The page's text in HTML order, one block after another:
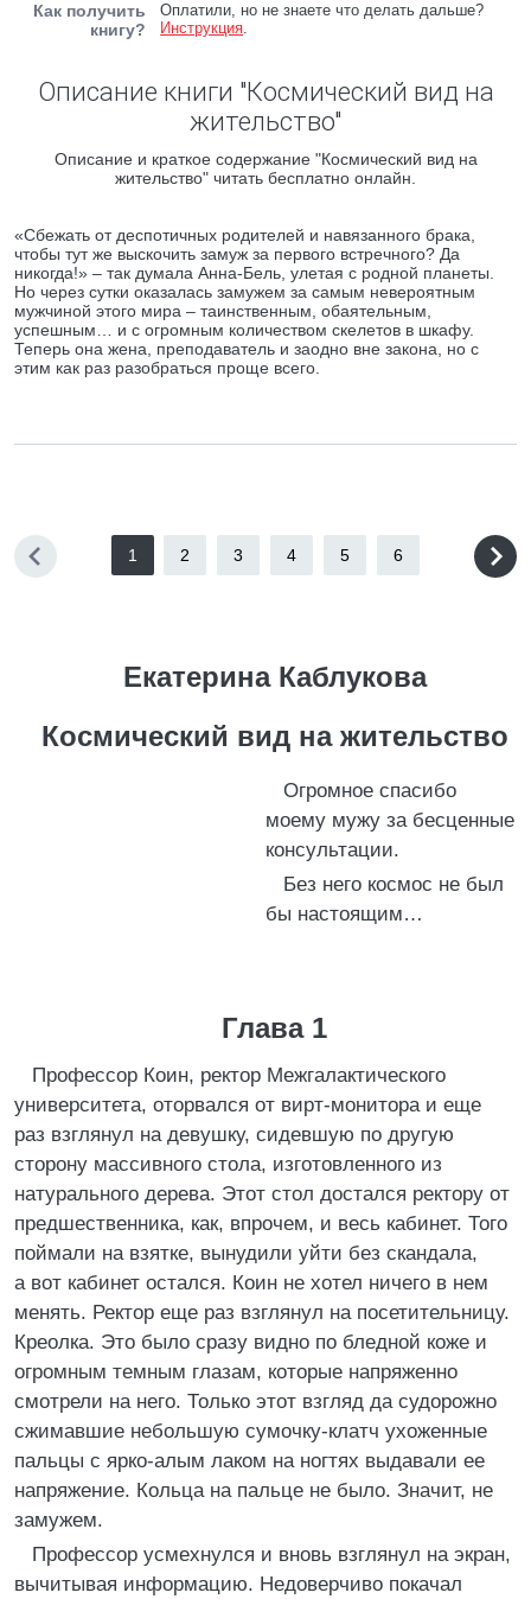
Как получить
книгу?
Оплатили, но не знаете что делать дальше?
Инструкция.
Описание книги "Космический вид на
жительство"
Описание и краткое содержание "Космический вид на
жительство" читать бесплатно онлайн.
«Сбежать от деспотичных родителей и навязанного брака,
чтобы тут же выскочить замуж за первого встречного? Да
никогда!» – так думала Анна-Бель, улетая с родной планеты.
Но через сутки оказалась замужем за самым невероятным
мужчиной этого мира – таинственным, обаятельным,
успешным… и с огромным количеством скелетов в шкафу.
Теперь она жена, преподаватель и заодно вне закона, но с
этим как раз разобраться проще всего.
1 2 3 4 5 6
Екатерина Каблукова
Космический вид на жительство
Огромное спасибо
моему мужу за бесценные
консультации.
Без него космос не был
бы настоящим…
Глава 1
Профессор Коин, ректор Межгалактического
университета, оторвался от вирт-монитора и еще
раз взглянул на девушку, сидевшую по другую
сторону массивного стола, изготовленного из
натурального дерева. Этот стол достался ректору от
предшественника, как, впрочем, и весь кабинет. Того
поймали на взятке, вынудили уйти без скандала,
а вот кабинет остался. Коин не хотел ничего в нем
менять. Ректор еще раз взглянул на посетительницу.
Креолка. Это было сразу видно по бледной коже и
огромным темным глазам, которые напряженно
смотрели на него. Только этот взгляд да судорожно
сжимавшие небольшую сумочку-клатч ухоженные
пальцы с ярко-алым лаком на ногтях выдавали ее
напряжение. Кольца на пальце не было. Значит, не
замужем.
Профессор усмехнулся и вновь взглянул на экран,
вычитывая информацию. Недоверчиво покачал